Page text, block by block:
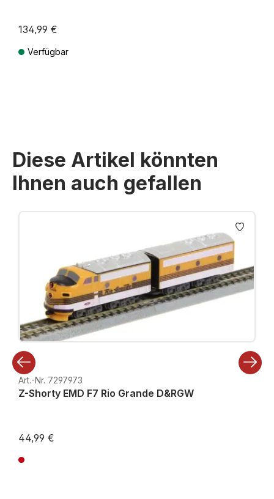
134,99 €
Verfügbar
Diese Artikel könnten
Ihnen auch gefallen
Produktgalerie überspringen
Art.-Nr. 7297973
Z-Shorty EMD F7 Rio Grande D&RGW
44,99 €